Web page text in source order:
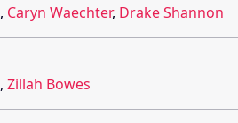
, Caryn Waechter, Drake Shannon
, Zillah Bowes